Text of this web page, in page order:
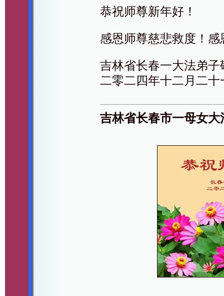
恭祝师尊新年好！
感恩师尊慈悲救度！
吉林省长春一大法弟子
二零二四年十二月二十
吉林省长春市一母女